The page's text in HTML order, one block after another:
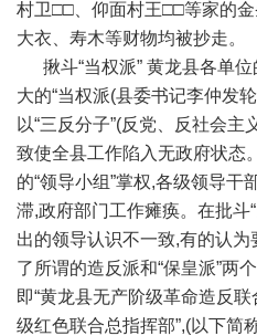
村卫□□、仰面村王□□等家的金
大衣、寿木等财物均被抄走。
揪斗“当权派” 黄龙县各单位
大的“当权派(县委书记李仲发
以“三反分子”(反党、反社会
致使全县工作陷入无政府状态
的“领导小组”掌权,各级领导干
滞,政府部门工作瘫痪。在批斗
出的领导认识不一致,有的认
了所谓的造反派和“保皇派”两
即“黄龙县无产阶级革命造反
级红色联合总指挥部”,(以下简